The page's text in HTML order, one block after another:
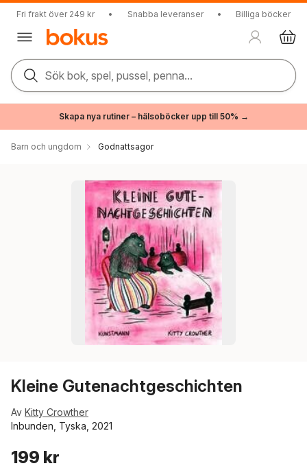
Fri frakt över 249 kr • Snabba leveranser • Billiga böcker
Sök bok, spel, pussel, penna...
Skapa nya rutiner – hälsoböcker upp till 50% →
Barn och ungdom Godnattsagor
Kleine Gutenachtgeschichten
Av Kitty Crowther
Inbunden, Tyska, 2021
199 kr